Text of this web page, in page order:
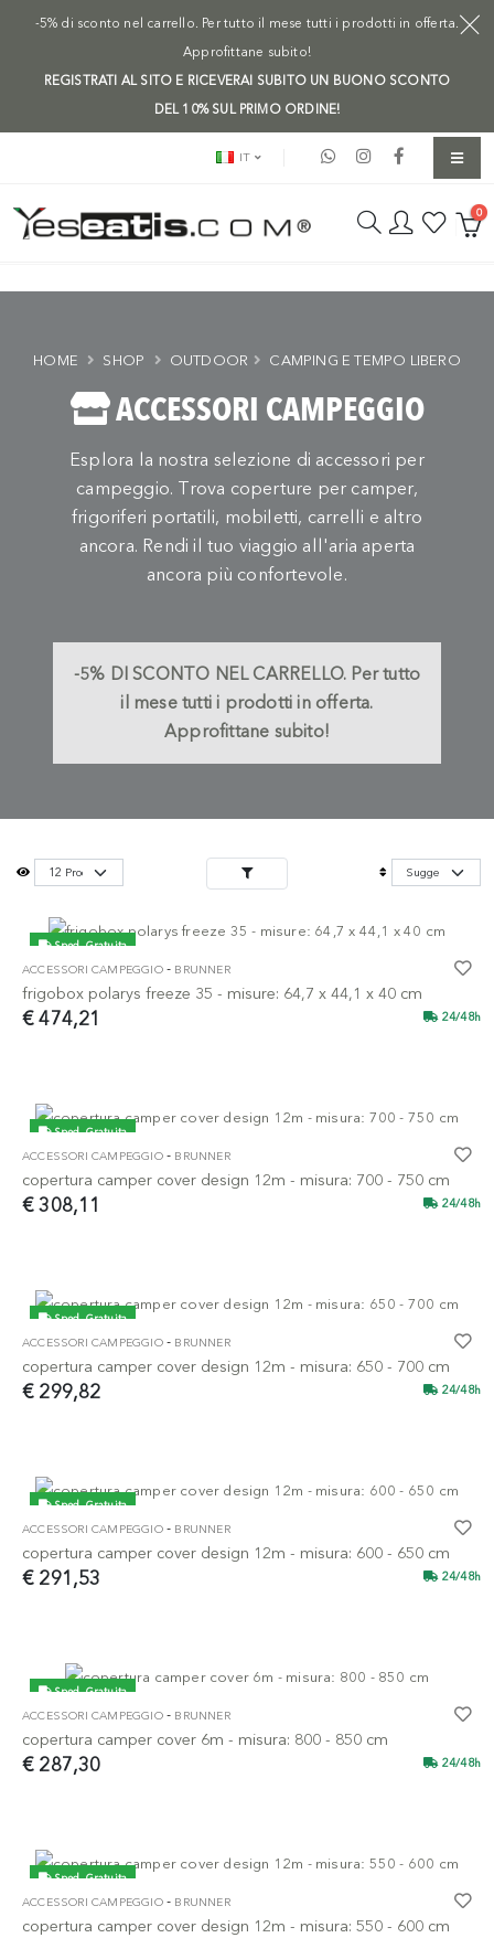
-5% di sconto nel carrello. Per tutto il mese tutti i prodotti in offerta.
Approfittane subito!
REGISTRATI AL SITO E RICEVERAI SUBITO UN BUONO SCONTO
DEL 10% SUL PRIMO ORDINE!
IT
0
ACCESSORI CAMPEGGIO
Esplora la nostra selezione di accessori per
campeggio. Trova coperture per camper,
frigoriferi portatili, mobiletti, carrelli e altro
ancora. Rendi il tuo viaggio all'aria aperta
ancora più confortevole.
-5% DI SCONTO NEL CARRELLO. Per tutto
il mese tutti i prodotti in offerta.
Approfittane subito!
HOME SHOP OUTDOOR CAMPING E TEMPO LIBERO
Sped. Gratuita
ACCESSORI CAMPEGGIO- BRUNNER
frigobox polarys freeze 35 - misure: 64,7 x 44,1 x 40 cm
€ 474,21 24/48h
Sped. Gratuita
ACCESSORI CAMPEGGIO- BRUNNER
copertura camper cover design 12m - misura: 700 - 750 cm
€ 308,11 24/48h
Sped. Gratuita
ACCESSORI CAMPEGGIO- BRUNNER
copertura camper cover design 12m - misura: 650 - 700 cm
€ 299,82 24/48h
Sped. Gratuita
ACCESSORI CAMPEGGIO- BRUNNER
copertura camper cover design 12m - misura: 600 - 650 cm
€ 291,53 24/48h
Sped. Gratuita
ACCESSORI CAMPEGGIO- BRUNNER
copertura camper cover 6m - misura: 800 - 850 cm
€ 287,30 24/48h
Sped. Gratuita
ACCESSORI CAMPEGGIO- BRUNNER
copertura camper cover design 12m - misura: 550 - 600 cm